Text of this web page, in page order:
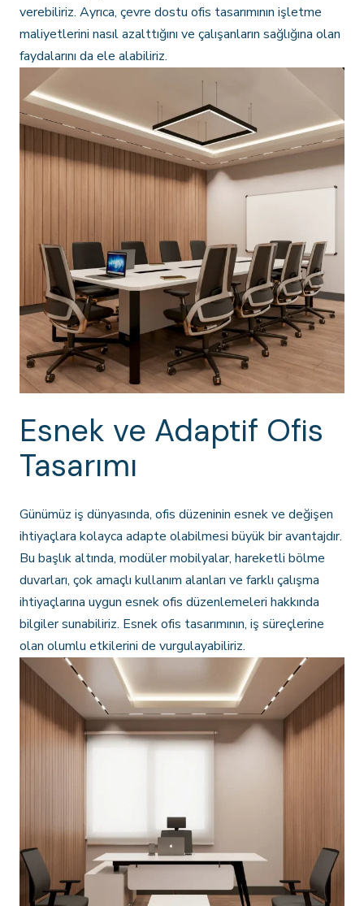
verebiliriz. Ayrıca, çevre dostu ofis tasarımının işletme
maliyetlerini nasıl azalttığını ve çalışanların sağlığına olan
faydalarını da ele alabiliriz.
Esnek ve Adaptif Ofis
Tasarımı
Günümüz iş dünyasında, ofis düzeninin esnek ve değişen
ihtiyaçlara kolayca adapte olabilmesi büyük bir avantajdır.
Bu başlık altında, modüler mobilyalar, hareketli bölme
duvarları, çok amaçlı kullanım alanları ve farklı çalışma
ihtiyaçlarına uygun esnek ofis düzenlemeleri hakkında
bilgiler sunabiliriz. Esnek ofis tasarımının, iş süreçlerine
olan olumlu etkilerini de vurgulayabiliriz.